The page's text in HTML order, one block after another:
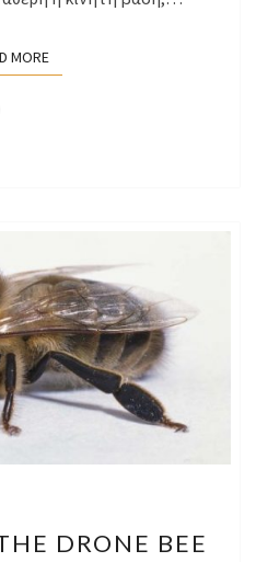
MOREREAD MORE
ROLEDRONE BEE